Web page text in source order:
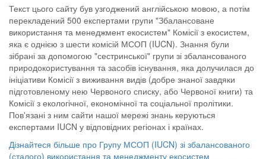
Текст цього сайту був узгоджений англійською мовою, а потім
перекладений 500 експертами групи "Збалансоване
використання та менеджмент екосистем" Комісії з екосистем,
яка є однією з шести комісій МСОП (IUCN). Знання були
зібрані за допомогою "сестринської" групи зі збалансованого
природокористування та засобів існування, яка долучилася до
ініціативи Комісії з виживання видів (добре знаної завдяки
підготовленому нею Червоного списку, або Червоної книги) та
Комісії з екологічної, економічної та соціальної пролітики.
Пов'язані з ним сайти нашої мережі знань керуються
експертами IUCN у відповідних регіонах і країнах.
Дізнайтеся більше про Групу МСОП (IUCN) зі збалансованого
(сталого) використання та менеджменту екосистем